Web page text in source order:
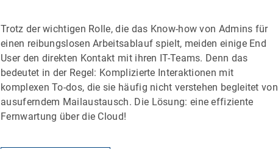
Trotz der wichtigen Rolle, die das Know-how von Admins für
einen reibungslosen Arbeitsablauf spielt, meiden einige End
User den direkten Kontakt mit ihren IT-Teams. Denn das
bedeutet in der Regel: Komplizierte Interaktionen mit
komplexen To-dos, die sie häufig nicht verstehen begleitet von
ausuferndem Mailaustausch. Die Lösung: eine effiziente
Fernwartung über die Cloud!